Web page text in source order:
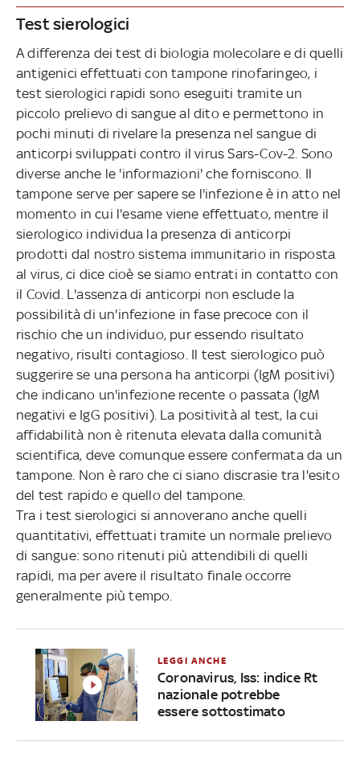
Test sierologici
A differenza dei test di biologia molecolare e di quelli
antigenici effettuati con tampone rinofaringeo, i
test sierologici rapidi sono eseguiti tramite un
piccolo prelievo di sangue al dito e permettono in
pochi minuti di rivelare la presenza nel sangue di
anticorpi sviluppati contro il virus Sars-Cov-2. Sono
diverse anche le 'informazioni' che forniscono. Il
tampone serve per sapere se l'infezione è in atto nel
momento in cui l'esame viene effettuato, mentre il
sierologico individua la presenza di anticorpi
prodotti dal nostro sistema immunitario in risposta
al virus, ci dice cioè se siamo entrati in contatto con
il Covid. L'assenza di anticorpi non esclude la
possibilità di un'infezione in fase precoce con il
rischio che un individuo, pur essendo risultato
negativo, risulti contagioso. Il test sierologico può
suggerire se una persona ha anticorpi (IgM positivi)
che indicano un'infezione recente o passata (IgM
negativi e IgG positivi). La positività al test, la cui
affidabilità non è ritenuta elevata dalla comunità
scientifica, deve comunque essere confermata da un
tampone. Non è raro che ci siano discrasie tra l'esito
del test rapido e quello del tampone.
Tra i test sierologici si annoverano anche quelli
quantitativi, effettuati tramite un normale prelievo
di sangue: sono ritenuti più attendibili di quelli
rapidi, ma per avere il risultato finale occorre
generalmente più tempo.
LEGGI ANCHE
Coronavirus, Iss: indice Rt
nazionale potrebbe
essere sottostimato